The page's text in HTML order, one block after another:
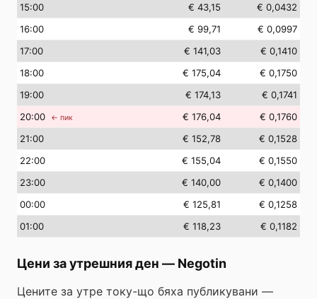
15:00 € 43,15
€ 0,0432
16:00 € 99,71
€ 0,0997
17:00 € 141,03
€ 0,1410
18:00 € 175,04
€ 0,1750
19:00 € 174,13
€ 0,1741
20:00 ← пик € 176,04
€ 0,1760
21:00 € 152,78
€ 0,1528
22:00 € 155,04
€ 0,1550
23:00 € 140,00
€ 0,1400
00:00 € 125,81
€ 0,1258
01:00 € 118,23 € 0,1182
Цени за утрешния ден — Negotin
Цените за утре току-що бяха публикувани —